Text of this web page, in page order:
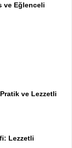
ve Eğlenceli
ve Lezzetli
Lezzetli